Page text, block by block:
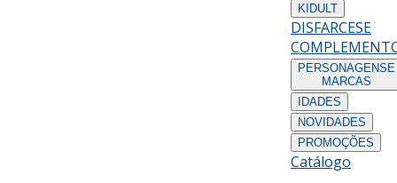
KIDULT
DISFARCESE
PERSONAGENS E
MARCAS
IDADES
NOVIDADES
PROMOÇÕES
Catálogo